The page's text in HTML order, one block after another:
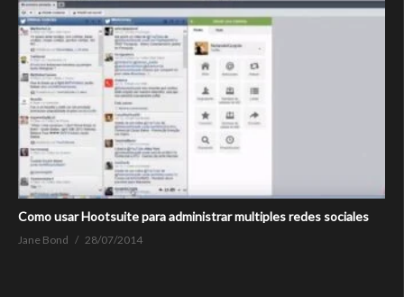
Como usar Hootsuite para administrar multiples redes sociales
Jane Bond 28/07/2014